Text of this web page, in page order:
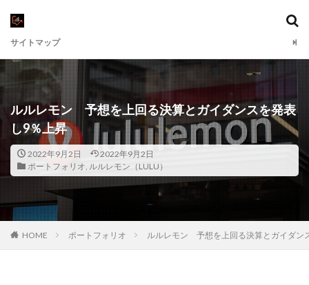
サイトマップ
ルルレモン 予想を上回る決算とガイダンスを発表
し9％上昇
2022年9月2日
2022年9月2日
ポートフォリオ, ルルレモン（LULU）
HOME ポートフォリオ ルルレモン 予想を上回る決算とガイダン